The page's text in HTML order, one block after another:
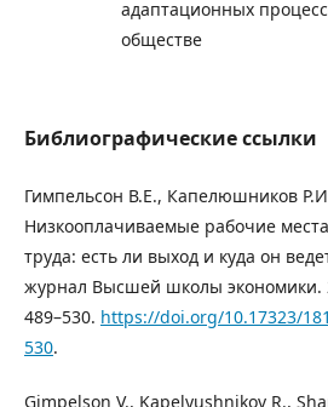
адаптационных
обществе
Библиографические ссылки
Гимпельсон В.Е., Капелюшников
Низкооплачиваемые рабочие
труда: есть ли выход и куда он
журнал Высшей школы экономики.
489–530. https://doi.org/10.17323/
530.
Gimpelson V., Kapelyushnikov R.,